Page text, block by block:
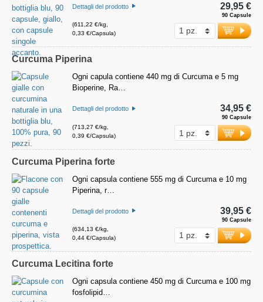
Dettagli del prodotto
(611,22 €/kg,
0,33 €/Capsula)
90 Capsule
29,95 €
Curcuma Piperina
Ogni capula contiene 440 mg di Curcuma e 5 mg
Bioperine, Ra…
Dettagli del prodotto
(713,27 €/kg,
0,39 €/Capsula)
90 Capsule
34,95 €
Curcuma Piperina forte
Ogni capsula contiene 555 mg di Curcuma e 10 mg
Piperina, r…
Dettagli del prodotto
(634,13 €/kg,
0,44 €/Capsula)
90 Capsule
39,95 €
Curcuma Lecitina forte
Ogni capsula contiene 450 mg di Curcuma e 100 mg
fosfolipid…